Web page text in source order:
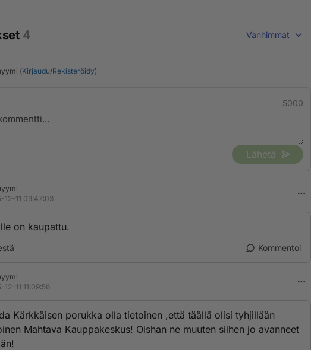
4 Vanhimmat
(Kirjaudu/Rekisteröidy)
5000
Lähetä
12-11 09:47:03
on kaupattu.
Kommentoi
12-11 11:09:56
Kärkkäisen porukka olla tietoinen ,että täällä olisi tyhjillään
Mahtava Kauppakeskus! Oishan ne muuten siihen jo avanneet